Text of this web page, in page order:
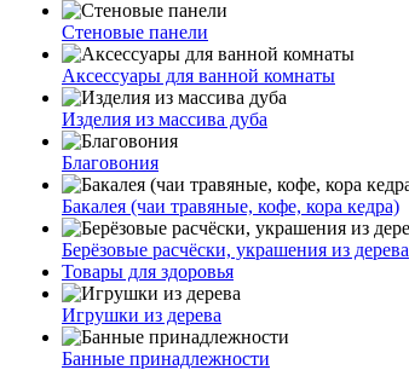
Стеновые панели
Аксессуары для ванной комнаты
Изделия из массива дуба
Благовония
Бакалея (чаи травяные, кофе, кора кедра)
Берёзовые расчёски, украшения из дерева
Товары для здоровья
Игрушки из дерева
Банные принадлежности